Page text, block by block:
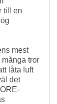
till en
mest
tror
låta luft
det